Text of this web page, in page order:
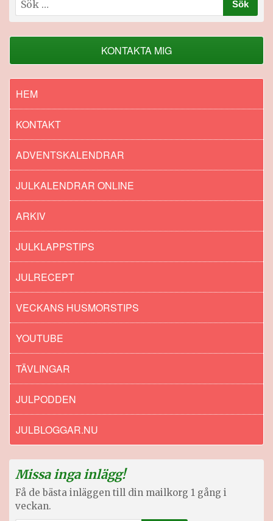
efter:
KONTAKTA MIG
HEM
KONTAKT
ADVENTSKALENDRAR
JULKALENDRAR ONLINE
ARKIV
JULKLAPPSTIPS
JULRECEPT
VECKANS HUSMORSTIPS
YOUTUBE
TÄVLINGAR
JULPODDEN
JULBLOGGAR.NU
Missa inga inlägg!
Få de bästa inläggen till din mailkorg 1 gång i
veckan.